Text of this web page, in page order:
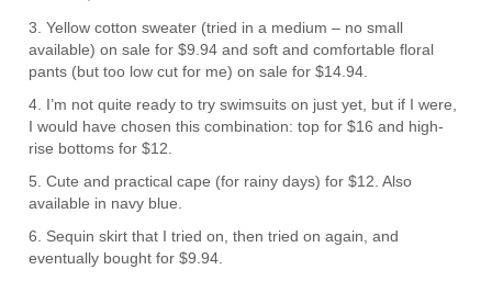
3. Yellow cotton sweater (tried in a medium – no small
available) on sale for $9.94 and soft and comfortable floral
pants (but too low cut for me) on sale for $14.94.
4. I’m not quite ready to try swimsuits on just yet, but if I were,
I would have chosen this combination: top for $16 and high-
rise bottoms for $12.
5. Cute and practical cape (for rainy days) for $12. Also
available in navy blue.
6. Sequin skirt that I tried on, then tried on again, and
eventually bought for $9.94.